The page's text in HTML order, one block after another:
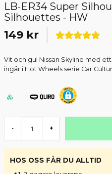
LB-ER34 Super
Silhouettes - HW
149 kr
Vit och gul Nissan Skyline med
ingår i Hot Wheels serie Car
- +
HOS OSS FÅR DU ALLTID